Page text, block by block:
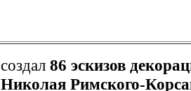
создал 86 эскизов
Николая Римского-